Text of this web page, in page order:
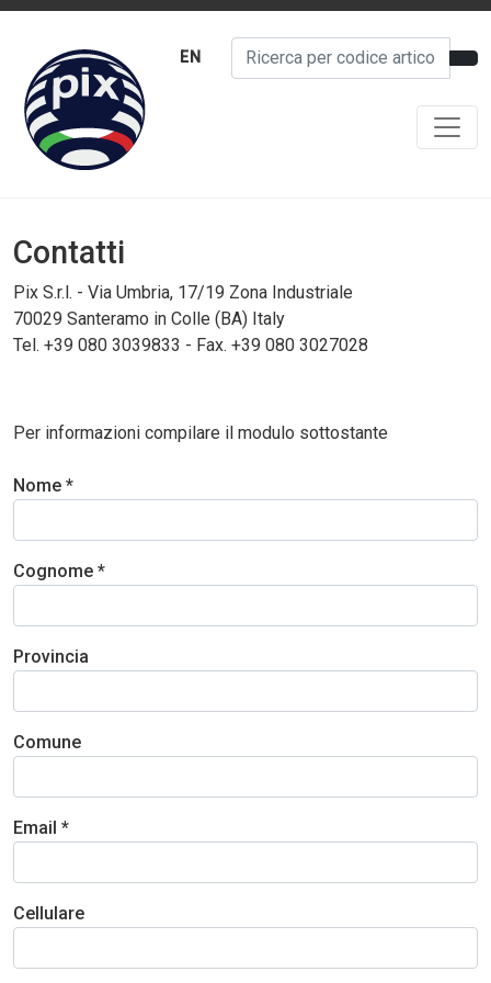
EN
Contatti
Pix S.r.l. - Via Umbria, 17/19 Zona Industriale
70029 Santeramo in Colle (BA) Italy
Tel. +39 080 3039833 - Fax. +39 080 3027028
Per informazioni compilare il modulo sottostante
Nome *
Cognome *
Provincia
Comune
Email *
Cellulare